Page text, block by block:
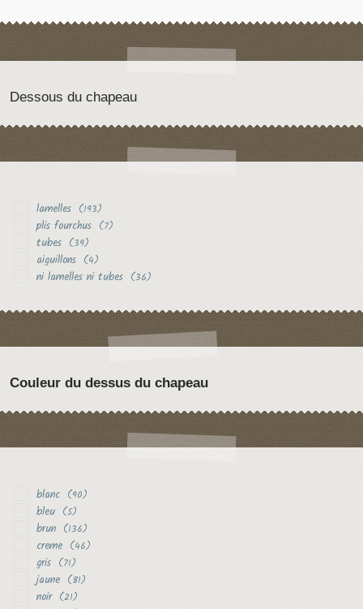
Dessous du chapeau
lamelles (193)
plis fourchus (7)
tubes (39)
aiguillons (4)
ni lamelles ni tubes (36)
Couleur du dessus du chapeau
blanc (90)
bleu (5)
brun (136)
creme (46)
gris (71)
jaune (81)
noir (21)